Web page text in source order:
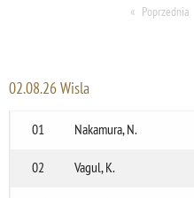
Poprzednia
02.08.26 Wisla
01
Nakamura, N.
02 Vagul, K.